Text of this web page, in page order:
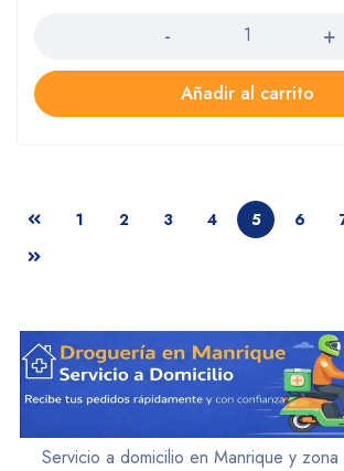
Añadir al carrito
1 2 3 4 5 6
Servicio a domicilio en Manrique y